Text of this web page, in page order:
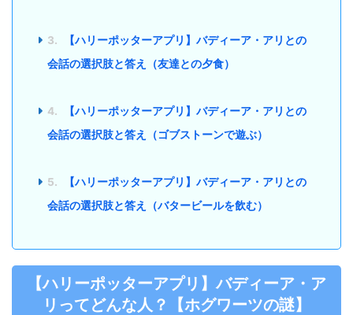
3.
【ハリーポッターアプリ】バディーア・アリとの
会話の選択肢と答え（友達との夕食）
4.
【ハリーポッターアプリ】バディーア・アリとの
会話の選択肢と答え（ゴブストーンで遊ぶ）
5.
【ハリーポッターアプリ】バディーア・アリとの
会話の選択肢と答え（バタービールを飲む）
【ハリーポッターアプリ】バディーア・ア
リってどんな人？【ホグワーツの謎】